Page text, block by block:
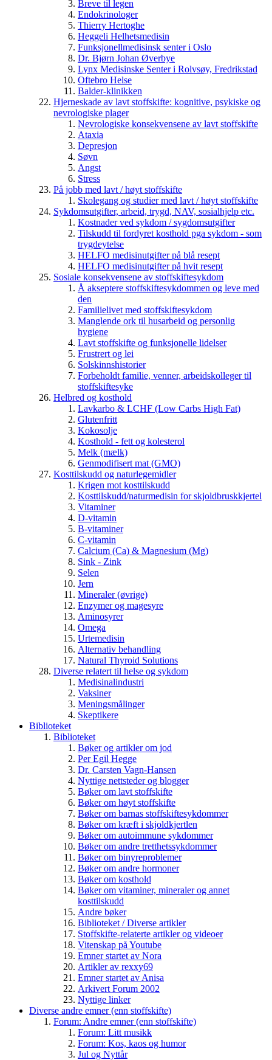
Breve til legen
Endokrinologer
Thierry Hertoghe
Heggeli Helhetsmedisin
Funksjonellmedisinsk senter i Oslo
Dr. Bjørn Johan Øverbye
Lynx Medisinske Senter i Rolvsøy, Fredrikstad
Oftebro Helse
Balder-klinikken
Hjerneskade av lavt stoffskifte: kognitive, psykiske og
nevrologiske plager
Nevrologiske konsekvensene av lavt stoffskifte
Ataxia
Depresjon
Søvn
Angst
Stress
På jobb med lavt / høyt stoffskifte
Skolegang og studier med lavt / høyt stoffskifte
Sykdomsutgifter, arbeid, trygd, NAV, sosialhjelp etc.
Kostnader ved sykdom / sygdomsutgifter
Tilskudd til fordyret kosthold pga sykdom - som
trygdeytelse
HELFO medisinutgifter på blå resept
HELFO medisinutgifter på hvit resept
Sosiale konsekvensene av stoffskiftesykdom
Å akseptere stoffskiftesykdommen og leve med
den
Familielivet med stoffskiftesykdom
Manglende ork til husarbeid og personlig
hygiene
Lavt stoffskifte og funksjonelle lidelser
Frustrert og lei
Solskinnshistorier
Forbeholdt familie, venner, arbeidskolleger til
stoffskiftesyke
Helbred og kosthold
Lavkarbo & LCHF (Low Carbs High Fat)
Glutenfritt
Kokosolje
Kosthold - fett og kolesterol
Melk (mælk)
Genmodifisert mat (GMO)
Kosttilskudd og naturlegemidler
Krigen mot kosttilskudd
Kosttilskudd/naturmedisin for skjoldbruskkjertel
Vitaminer
D-vitamin
B-vitaminer
C-vitamin
Calcium (Ca) & Magnesium (Mg)
Sink - Zink
Selen
Jern
Mineraler (øvrige)
Enzymer og magesyre
Aminosyrer
Omega
Urtemedisin
Alternativ behandling
Natural Thyroid Solutions
Diverse relatert til helse og sykdom
Medisinalindustri
Vaksiner
Meningsmålinger
Skeptikere
Biblioteket
Biblioteket
Bøker og artikler om jod
Per Egil Hegge
Dr. Carsten Vagn-Hansen
Nyttige nettsteder og blogger
Bøker om lavt stoffskifte
Bøker om høyt stoffskifte
Bøker om barnas stoffskiftesykdommer
Bøker om kræft i skjoldkjertlen
Bøker om autoimmune sykdommer
Bøker om andre tretthetssykdommer
Bøker om binyreproblemer
Bøker om andre hormoner
Bøker om kosthold
Bøker om vitaminer, mineraler og annet
kosttilskudd
Andre bøker
Biblioteket / Diverse artikler
Stoffskifte-relaterte artikler og videoer
Vitenskap på Youtube
Emner startet av Nora
Artikler av rexxy69
Emner startet av Anisa
Arkivert Forum 2002
Nyttige linker
Diverse andre emner (enn stoffskifte)
Forum: Andre emner (enn stoffskifte)
Forum: Litt musikk
Forum: Kos, kaos og humor
Jul og Nyttår